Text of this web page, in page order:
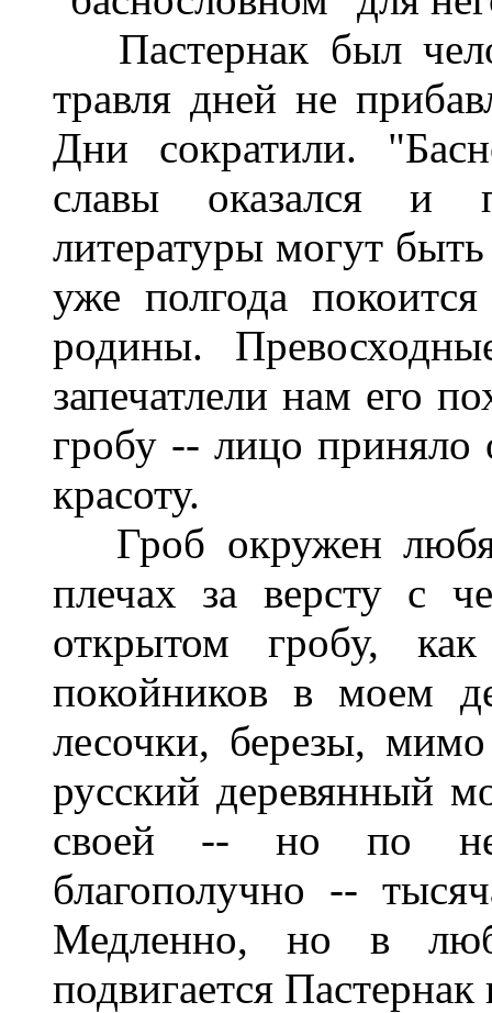
Пастернак был
травля дней не
Дни сократили.
славы оказался и
литературы могут
уже полгода
родины.
запечатлели нам его
гробу -- лицо
красоту.
Гроб окружен
плечах за версту с
открытом гробу,
покойников в моем
лесочки, березы,
русский деревянный
своей -- но по
благополучно --
Медленно, но в
подвигается